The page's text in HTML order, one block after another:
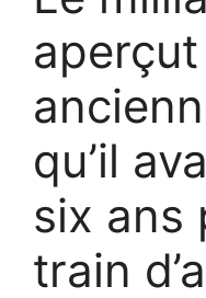
qu’il
six ans
train